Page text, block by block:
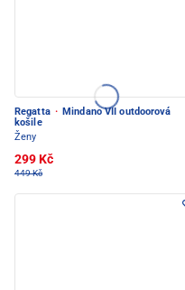
Regatta · Mindano VII outdoorová
košile
Ženy
299 Kč
449 Kč